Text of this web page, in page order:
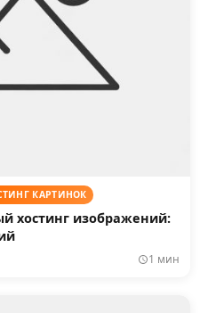
КАРТИНОК
хостинг изображений:
1 мин